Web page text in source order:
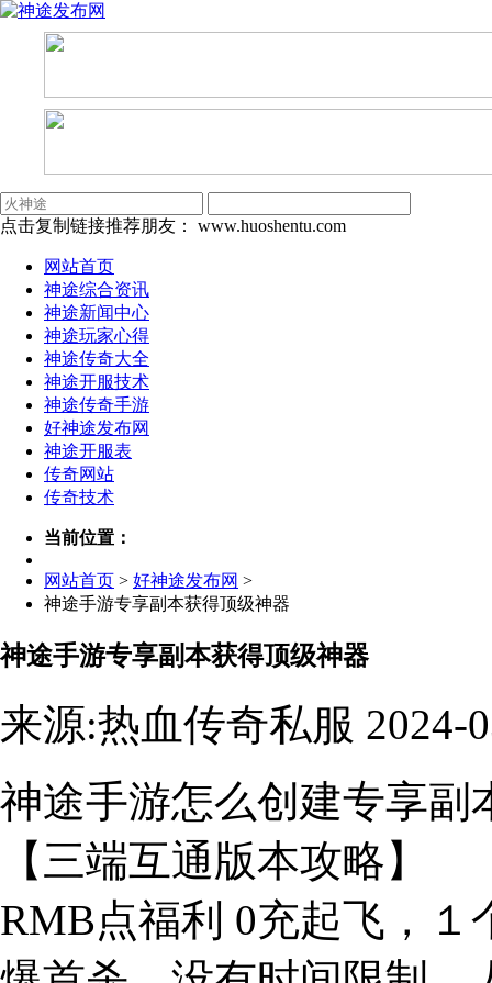
点击复制链接推荐朋友： www.huoshentu.com
网站首页
神途综合资讯
神途新闻中心
神途玩家心得
神途传奇大全
神途开服技术
神途传奇手游
好神途发布网
神途开服表
传奇网站
传奇技术
当前位置：
网站首页 > 好神途发布网 >
神途手游专享副本获得顶级神器
神途手游专享副本获得顶级神器
来源:热血传奇私服 2024-
神途手游怎么创建专享副
【三端互通版本攻略】
RMB点福利 0充起飞，